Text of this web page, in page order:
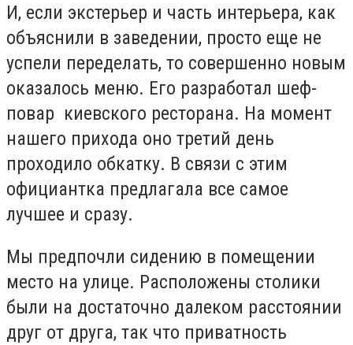
И, если экстерьер и часть интерьера, как
объяснили в заведении, просто еще не
успели переделать, то совершенно новым
оказалось меню. Его разработал шеф-
повар киевского ресторана. На момент
нашего прихода оно третий день
проходило обкатку. В связи с этим
официантка предлагала все самое
лучшее и сразу.
Мы предпочли сидению в помещении
место на улице. Расположены столики
были на достаточно далеком расстоянии
друг от друга, так что приватность